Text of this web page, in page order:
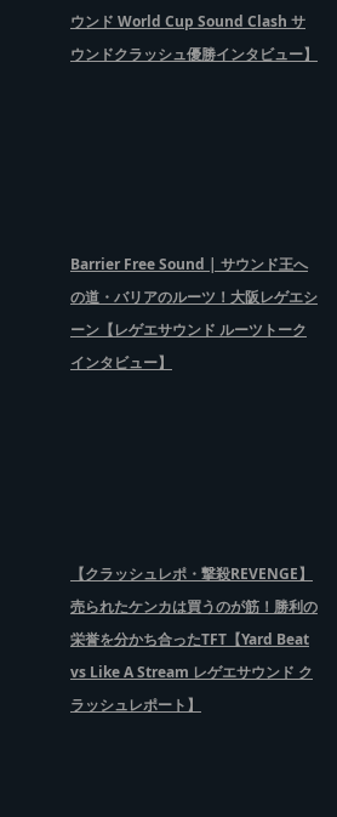
ウンド World Cup Sound Clash サ
ウンドクラッシュ優勝インタビュー】
Barrier Free Sound | サウンド王へ
の道・バリアのルーツ！大阪レゲエシ
ーン【レゲエサウンド ルーツトーク
インタビュー】
【クラッシュレポ・撃殺REVENGE】
売られたケンカは買うのが筋！勝利の
栄誉を分かち合ったTFT【Yard Beat
vs Like A Stream レゲエサウンド ク
ラッシュレポート】